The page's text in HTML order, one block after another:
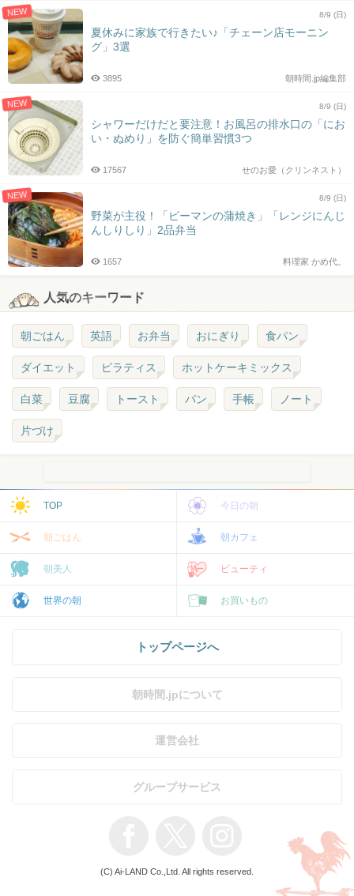
NEW 8/9 (日)
夏休みに家族で行きたい♪「チェーン店モーニン
グ」3選
朝時間.jp編集部
3895
NEW 8/9 (日)
シャワーだけだと要注意！お風呂の排水口の「にお
い・ぬめり」を防ぐ簡単習慣3つ
せのお愛（クリンネスト）
17567
NEW 8/9 (日)
野菜が主役！「ピーマンの蒲焼き」「レンジにんじ
んしりしり」2品弁当
料理家 かめ代。
1657
人気のキーワード
朝ごはん 英語 お弁当 おにぎり 食パン
ダイエット ピラティス ホットケーキミックス
白菜 豆腐 トースト パン 手帳 ノート
片づけ
TOP 今日の朝
朝ごはん 朝カフェ
朝美人 ビューティ
世界の朝 お買いもの
トップページへ
朝時間.jpについて
運営会社
グループサービス
(C) Ai-LAND Co.,Ltd. All rights reserved.